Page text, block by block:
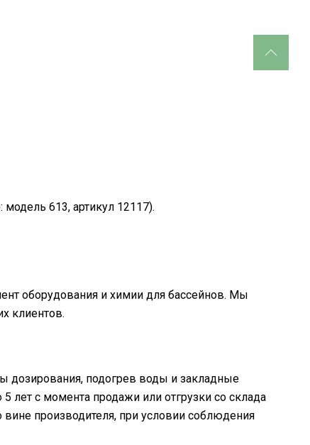
613, артикул 12117).
оборудования и химии для бассейнов. Мы
клиентов.
дозирования, подогрев воды и закладные
лет с момента продажи или отгрузки со склада
производителя, при условии соблюдения